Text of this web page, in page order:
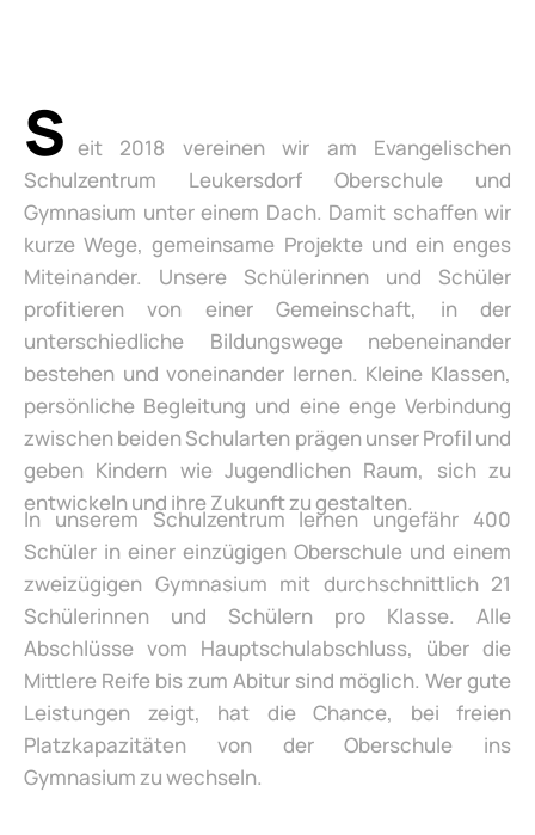
S eit 2018 vereinen wir am Evangelischen
Schulzentrum Leukersdorf Oberschule und
Gymnasium unter einem Dach. Damit schaffen wir
kurze Wege, gemeinsame Projekte und ein enges
Miteinander. Unsere Schülerinnen und Schüler
profitieren von einer Gemeinschaft, in der
unterschiedliche Bildungswege nebeneinander
bestehen und voneinander lernen. Kleine Klassen,
persönliche Begleitung und eine enge Verbindung
zwischen beiden Schularten prägen unser Profil und
geben Kindern wie Jugendlichen Raum, sich zu
entwickeln und ihre Zukunft zu gestalten.
In unserem Schulzentrum lernen ungefähr 400
Schüler in einer einzügigen Oberschule und einem
zweizügigen Gymnasium mit durchschnittlich 21
Schülerinnen und Schülern pro Klasse. Alle
Abschlüsse vom Hauptschulabschluss, über die
Mittlere Reife bis zum Abitur sind möglich. Wer gute
Leistungen zeigt, hat die Chance, bei freien
Platzkapazitäten von der Oberschule ins
Gymnasium zu wechseln.